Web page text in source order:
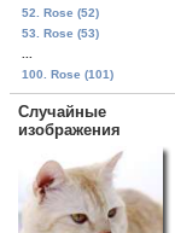
52. Rose (52)
53. Rose (53)
100. Rose (101)
Случайные
изображения